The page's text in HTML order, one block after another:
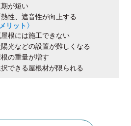
は、特長と注意点を正しく理解し、適
で、安心して長く使用できる屋根材で
て性能に差が出やすく、下地処理や通
。屋根材の特性を十分に理解した上で
快適性と耐久性を兼ね備えた屋根とす
が短い
性、遮音性が向上する
リット〉
根には施工できない
光などの設置が難しくなる
の重量が増す
できる屋根材が限られる